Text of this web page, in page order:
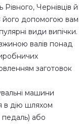
Рівного, Чернівців й
його допомогою вам
види випічки.
валів понад
заготовок
машини
в дію шляхом
або